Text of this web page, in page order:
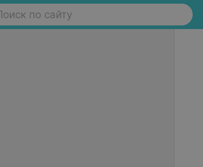
по сайту